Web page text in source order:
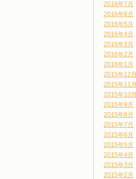
2016年7月
2016年6月
2016年5月
2016年4月
2016年3月
2016年2月
2016年1月
2015年12月
2015年11月
2015年10月
2015年9月
2015年8月
2015年7月
2015年6月
2015年5月
2015年4月
2015年3月
2015年2月